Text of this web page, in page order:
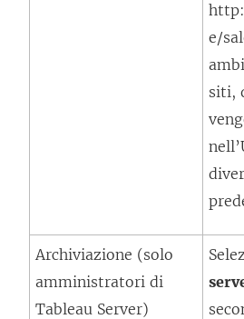
e/
siti,
Archiviazione (solo
amministratori di
Tableau Server)